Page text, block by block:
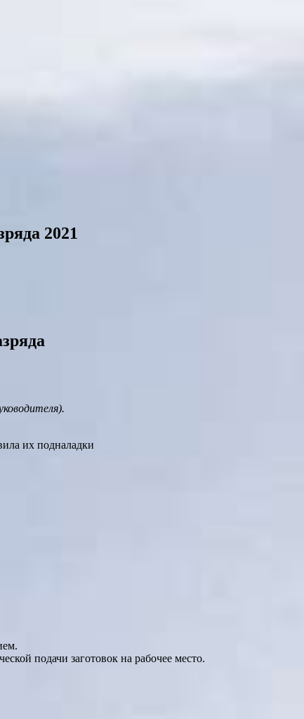
2021
их подналадки
подачи заготовок на рабочее место.